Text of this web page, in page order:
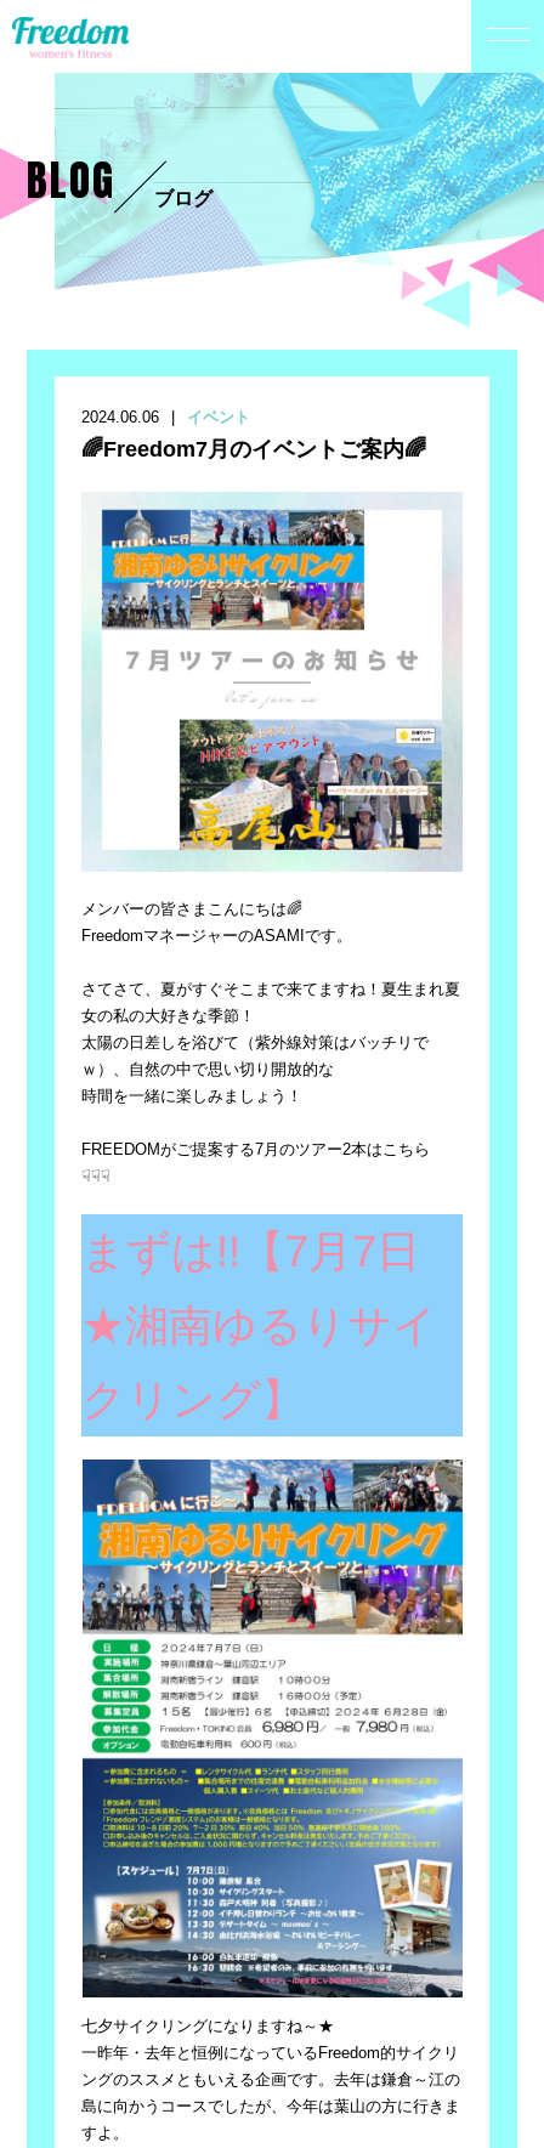
BLOG ブログ
2024.06.06 イベント
🌈Freedom7月のイベントご案内🌈
メンバーの皆さまこんにちは🌈
FreedomマネージャーのASAMIです。
さてさて、夏がすぐそこまで来てますね！夏生まれ夏
女の私の大好きな季節！
太陽の日差しを浴びて（紫外線対策はバッチリで
ｗ）、自然の中で思い切り開放的な
時間を一緒に楽しみましょう！
FREEDOMがご提案する7月のツアー2本はこちら
☟☟☟
まずは!!【7月7日
★湘南ゆるりサイ
クリング】
七夕サイクリングになりますね～★
一昨年・去年と恒例になっているFreedom的サイクリ
ングのススメともいえる企画です。去年は鎌倉～江の
島に向かうコースでしたが、今年は葉山の方に行きま
すよ。